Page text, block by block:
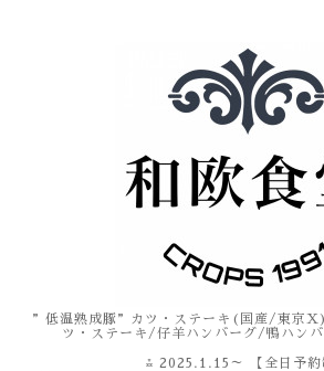
”低温熟成豚”カツ・ステーキ(国産/東京
ツ・ステーキ/仔羊ハンバーグ/鴨ハン
⁂ 2025.1.15～ 【全日予約